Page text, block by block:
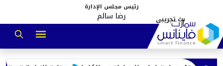
رئيس مجلس الإدارة
رضا سالم